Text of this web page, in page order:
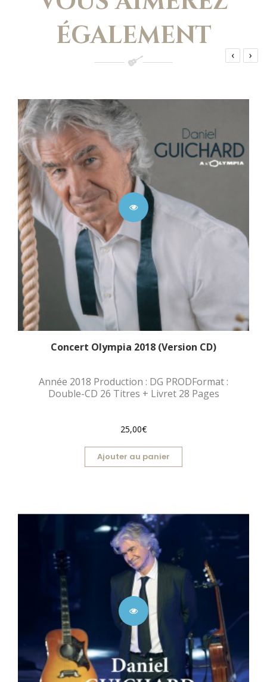
ÉGALEMENT
‹ ›
Concert Olympia 2018 (Version CD)
Année 2018 Production : DG PRODFormat :
Double-CD 26 Titres + Livret 28 Pages
25,00€
Ajouter au panier